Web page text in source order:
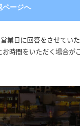
業日に回答をさせてい
時間をいただく場合が